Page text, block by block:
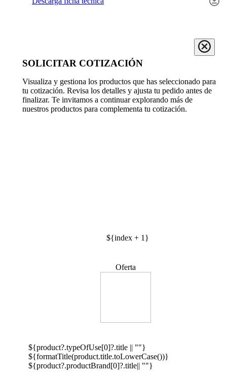
SOLICITAR COTIZACIÓN
Visualiza y gestiona los productos que has seleccionado para
tu cotización. Revisa los detalles y ajusta tu pedido antes de
finalizar. Te invitamos a continuar explorando más de
nuestros productos para complementa tu cotización.
${index + 1}
Oferta
${product?.typeOfUse[0]?.title || ""}
${formatTitle(product.title.toLowerCase())}
${product?.productBrand[0]?.title|| ""}